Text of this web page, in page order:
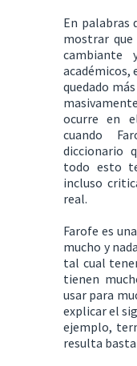
En palabras
mostrar
cambiante
académicos,
quedado
ocurre en
cuando
diccionario
todo esto
incluso
real.
Farofe es
mucho y
tal cual
tienen
usar para
explicar el
ejemplo,
resulta